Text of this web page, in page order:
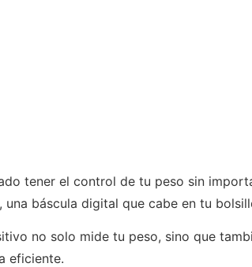
tener el control de tu peso sin
una báscula digital que cabe en tu
no solo mide tu peso, sino que
eficiente.